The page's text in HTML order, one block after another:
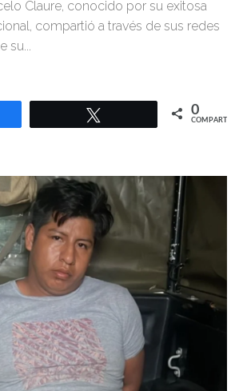
Claure, conocido por su exitosa
compartió a través de sus redes
su...
0
COMPARTIR